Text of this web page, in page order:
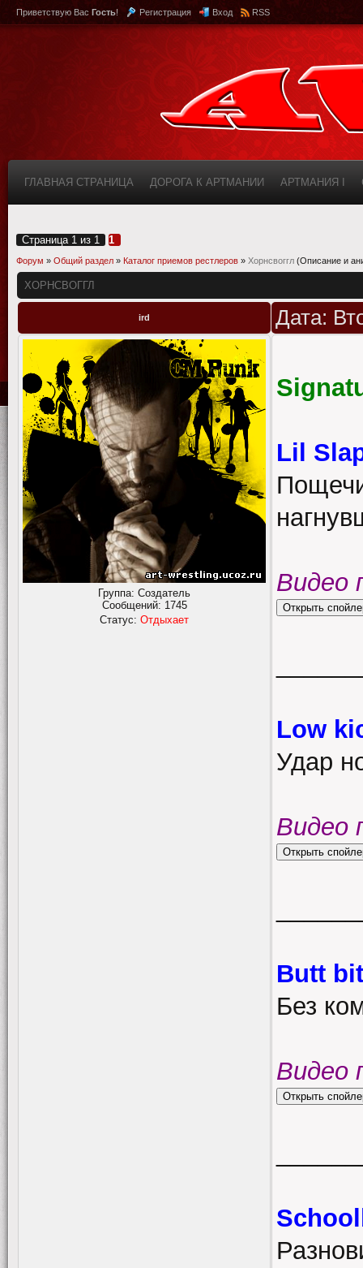
Приветствую Вас Гость! Регистрация Вход RSS
ГЛАВНАЯ СТРАНИЦА ДОРОГА К АРТМАНИИ АРТМАНИЯ I
Страница 1 из 1 1
Форум » Общий раздел » Каталог приемов рестлеров » Хорнсвоггл (Описание и
ХОРНСВОГГЛ
ird Дата:
Группа: Создатель
Сообщений: 1745
Статус: Отдыхает
Lil
Видео
Low
Удар
Видео
Butt
Без
Видео